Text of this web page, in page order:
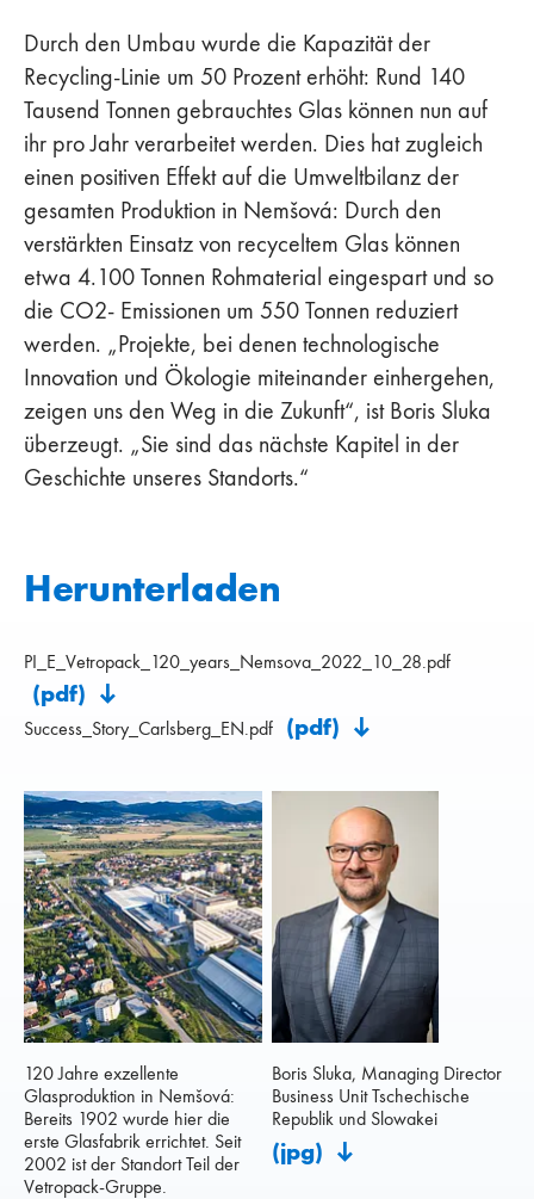
Durch den Umbau wurde die Kapazität der
Recycling-Linie um 50 Prozent erhöht: Rund 140
Tausend Tonnen gebrauchtes Glas können nun auf
ihr pro Jahr verarbeitet werden. Dies hat zugleich
einen positiven Effekt auf die Umweltbilanz der
gesamten Produktion in Nemšová: Durch den
verstärkten Einsatz von recyceltem Glas können
etwa 4.100 Tonnen Rohmaterial eingespart und so
die CO2- Emissionen um 550 Tonnen reduziert
werden. „Projekte, bei denen technologische
Innovation und Ökologie miteinander einhergehen,
zeigen uns den Weg in die Zukunft“, ist Boris Sluka
überzeugt. „Sie sind das nächste Kapitel in der
Geschichte unseres Standorts.“
Herunterladen
PI_E_Vetropack_120_years_Nemsova_2022_10_28.pdf
(pdf)
Success_Story_Carlsberg_EN.pdf (pdf)
120 Jahre exzellente
Glasproduktion in Nemšová:
Bereits 1902 wurde hier die
erste Glasfabrik errichtet. Seit
2002 ist der Standort Teil der
Vetropack-Gruppe.
Boris Sluka, Managing Director
Business Unit Tschechische
Republik und Slowakei
(jpg)